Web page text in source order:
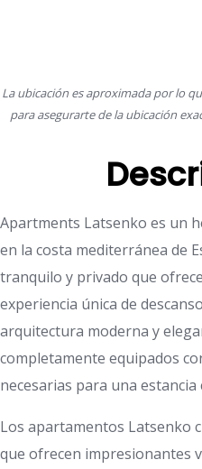
La ubicación es aproximada por lo
para asegurarte de la ubicación
Apartments Latsenko es un
en la costa mediterránea de
tranquilo y privado que
experiencia única de
arquitectura moderna y
completamente equipados
necesarias para una
Los apartamentos Latsenko
que ofrecen impresionantes